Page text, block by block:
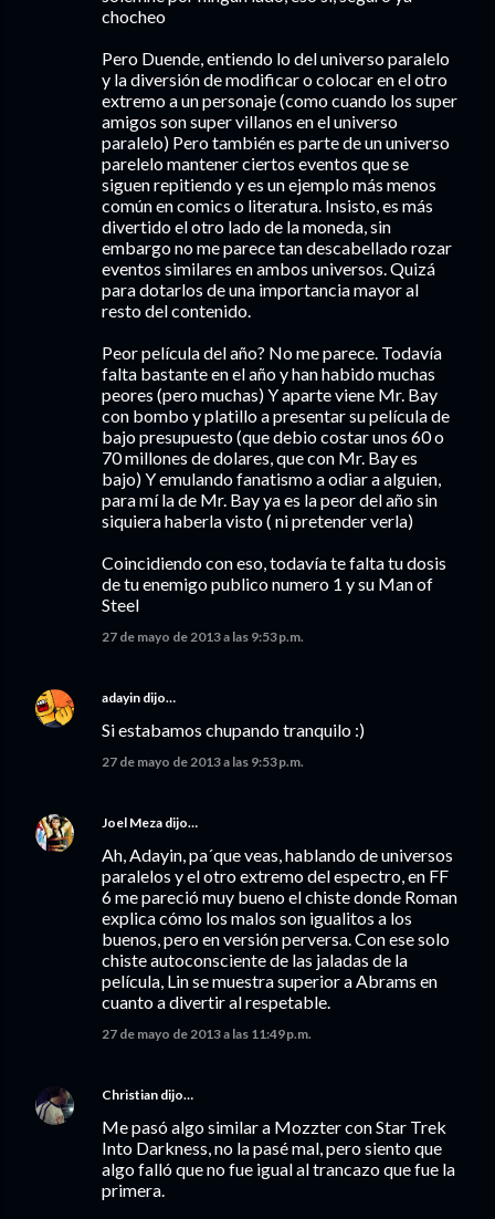
chocheo
Pero Duende, entiendo lo del universo paralelo
y la diversión de modificar o colocar en el otro
extremo a un personaje (como cuando los super
amigos son super villanos en el universo
paralelo) Pero también es parte de un universo
parelelo mantener ciertos eventos que se
siguen repitiendo y es un ejemplo más menos
común en comics o literatura. Insisto, es más
divertido el otro lado de la moneda, sin
embargo no me parece tan descabellado rozar
eventos similares en ambos universos. Quizá
para dotarlos de una importancia mayor al
resto del contenido.
Peor película del año? No me parece. Todavía
falta bastante en el año y han habido muchas
peores (pero muchas) Y aparte viene Mr. Bay
con bombo y platillo a presentar su película de
bajo presupuesto (que debio costar unos 60 o
70 millones de dolares, que con Mr. Bay es
bajo) Y emulando fanatismo a odiar a alguien,
para mí la de Mr. Bay ya es la peor del año sin
siquiera haberla visto ( ni pretender verla)
Coincidiendo con eso, todavía te falta tu dosis
de tu enemigo publico numero 1 y su Man of
Steel
27 de mayo de 2013 a las 9:53 p.m.
adayin dijo…
Si estabamos chupando tranquilo :)
27 de mayo de 2013 a las 9:53 p.m.
Joel Meza dijo…
Ah, Adayin, pa´que veas, hablando de universos
paralelos y el otro extremo del espectro, en FF
6 me pareció muy bueno el chiste donde Roman
explica cómo los malos son igualitos a los
buenos, pero en versión perversa. Con ese solo
chiste autoconsciente de las jaladas de la
película, Lin se muestra superior a Abrams en
cuanto a divertir al respetable.
27 de mayo de 2013 a las 11:49 p.m.
Christian dijo…
Me pasó algo similar a Mozzter con Star Trek
Into Darkness, no la pasé mal, pero siento que
algo falló que no fue igual al trancazo que fue la
primera.